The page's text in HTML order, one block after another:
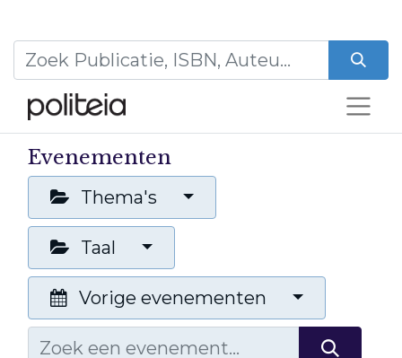
Evenementen
Thema's
Taal
Vorige evenementen